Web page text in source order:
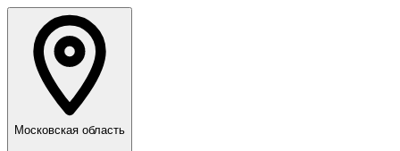
Московская область